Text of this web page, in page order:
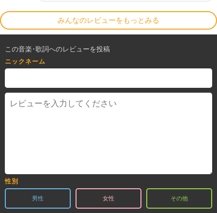
みんなのレビューをもっとみる
この音楽･歌詞へのレビューを投稿
ニックネーム
性別
男性 女性 その他